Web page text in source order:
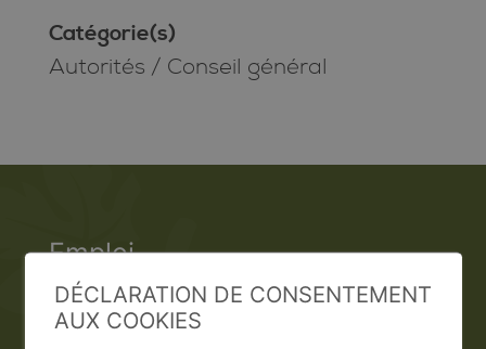
Catégorie(s)
Autorités / Conseil général
Emploi
Contact
DÉCLARATION DE CONSENTEMENT
AUX COOKIES